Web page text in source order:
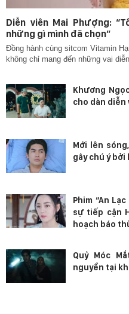
Diễn viên Mai Phượng:
những gì mình đã chọn”
Đồng hành cùng sitcom Vitamin
không chỉ mang đến những vai
Khương
cho dàn diễn
Mới lên
gây chú ý
Phim “An
sự tiếp cận
hoạch báo
Quỷ Móc
nguyền tại